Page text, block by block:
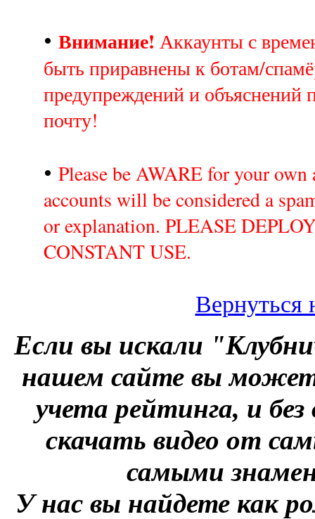
• Внимание! Аккаунты с
быть приравнены к ботам/
предупреждений и объяснений
почту!
• Please be AWARE for your
accounts will be considered a
or explanation. PLEASE
CONSTANT USE.
Вернуться
Если вы искали
нашем сайте вы
учета рейтинга, и
скачать видео от
самыми
У нас вы найдете как